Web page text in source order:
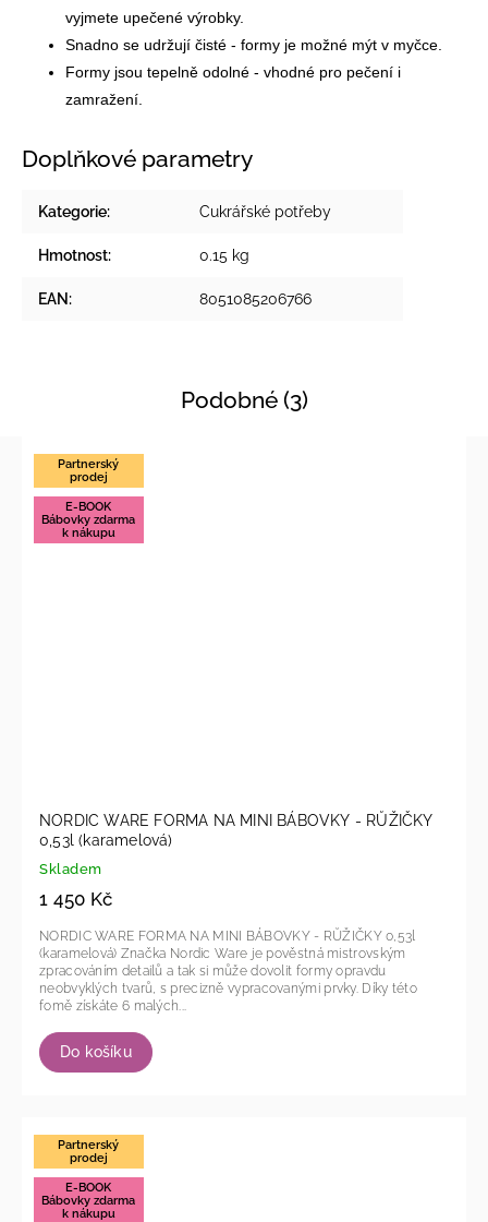
vyjmete upečené výrobky.
Snadno se udržují čisté - formy je možné mýt v myčce.
Formy jsou tepelně odolné - vhodné pro pečení i
zamražení.
Doplňkové parametry
Kategorie: Cukrářské potřeby
Hmotnost: 0.15 kg
EAN: 8051085206766
Podobné (3)
Partnerský
prodej
E-BOOK
Bábovky zdarma
k nákupu
NORDIC WARE FORMA NA MINI BÁBOVKY - RŮŽIČKY
0,53l (karamelová)
Skladem
1 450 Kč
Do košíku
NORDIC WARE FORMA NA MINI BÁBOVKY - RŮŽIČKY 0,53l
(karamelová) Značka Nordic Ware je pověstná mistrovským
zpracováním detailů a tak si může dovolit formy opravdu
neobvyklých tvarů, s precizně vypracovanými prvky. Díky této
fomě získáte 6 malých...
Partnerský
prodej
E-BOOK
Bábovky zdarma
k nákupu